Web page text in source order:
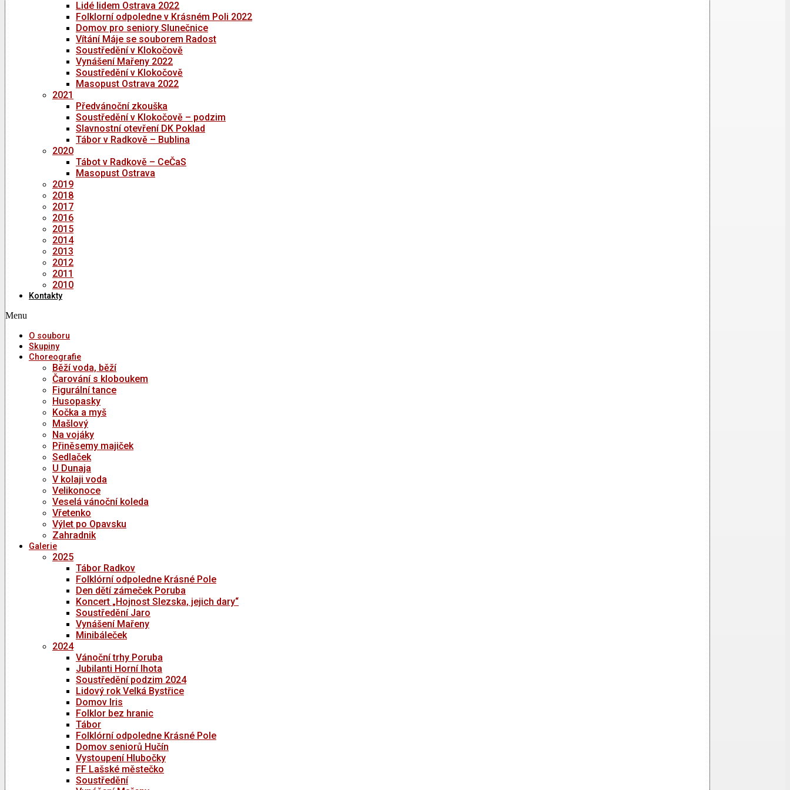
Lidé lidem Ostrava 2022
Folklorní odpoledne v Krásném Poli 2022
Domov pro seniory Slunečnice
Vítání Máje se souborem Radost
Soustředění v Klokočově
Vynášení Mařeny 2022
Soustředění v Klokočově
Masopust Ostrava 2022
2021
Předvánoční zkouška
Soustředění v Klokočově – podzim
Slavnostní otevření DK Poklad
Tábor v Radkově – Bublina
2020
Tábot v Radkově – CeČaS
Masopust Ostrava
2019
2018
2017
2016
2015
2014
2013
2012
2011
2010
Kontakty
Menu
O souboru
Skupiny
Choreografie
Běží voda, běží
Čarování s kloboukem
Figurální tance
Husopasky
Kočka a myš
Mašlový
Na vojáky
Přiněsemy majiček
Sedlaček
U Dunaja
V kolaji voda
Velikonoce
Veselá vánoční koleda
Vřetenko
Výlet po Opavsku
Zahradnik
Galerie
2025
Tábor Radkov
Folklórní odpoledne Krásné Pole
Den dětí zámeček Poruba
Koncert „Hojnost Slezska, jejich dary“
Soustředění Jaro
Vynášení Mařeny
Minibáleček
2024
Vánoční trhy Poruba
Jubilanti Horní lhota
Soustředění podzim 2024
Lidový rok Velká Bystřice
Domov Iris
Folklor bez hranic
Tábor
Folklórní odpoledne Krásné Pole
Domov seniorů Hučín
Vystoupení Hlubočky
FF Lašské městečko
Soustředění